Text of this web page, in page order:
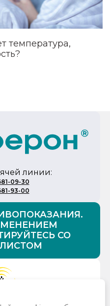
температура,
линии:
09-30
93-00
СО